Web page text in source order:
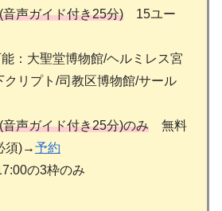
声ガイド付き25分) 15ユー
：大聖堂博物館/ヘルミレス宮
クリプト/司教区博物館/サール
(音声ガイド付き25分)のみ 無料
須)→予約
の3枠のみ